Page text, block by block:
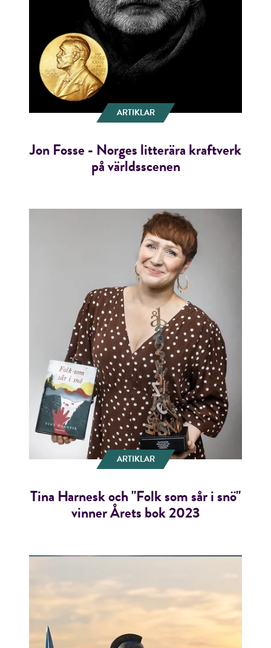
ARTIKLAR
Jon Fosse - Norges litterära kraftverk
på världsscenen
ARTIKLAR
Tina Harnesk och "Folk som sår i snö"
vinner Årets bok 2023